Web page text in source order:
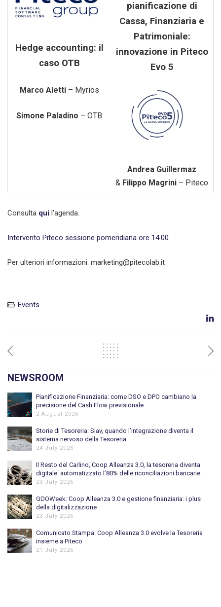
Hedge accounting: il
caso OTB
Marco Aletti– Myrios
Simone Paladino – OTB
pianificazione di
Cassa, Finanziaria e
Patrimoniale:
innovazione in Piteco
Evo 5
Andrea Guillermaz
& Filippo Magrini – Piteco
Consulta qui l’agenda.
Intervento Piteco sessione pomeridiana ore 14.00
Per ulteriori informazioni: marketing@pitecolab.it
Events
NEWSROOM
Pianificazione Finanziaria: come DSO e DPO cambiano la
precisione del Cash Flow previsionale
2 August 2026
Storie di Tesoreria: Siav, quando l’integrazione diventa il
sistema nervoso della Tesoreria
24 July 2026
Il Resto del Carlino, Coop Alleanza 3.0, la tesoreria diventa
digitale: automatizzato l’80% delle riconciliazioni bancarie
23 July 2026
GDOWeek: Coop Alleanza 3.0 e gestione finanziaria: i plus
della digitalizzazione
23 July 2026
Comunicato Stampa: Coop Alleanza 3.0 evolve la Tesoreria
insieme a Piteco
21 July 2026